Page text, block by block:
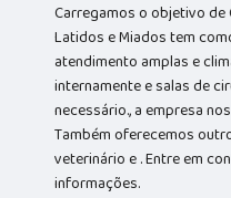
Carregamos o objetivo de
Latidos e Miados tem
atendimento amplas e
internamente e salas de
necessário., a empresa
Também oferecemos
veterinário e . Entre em
informações.